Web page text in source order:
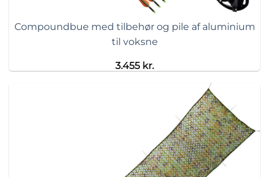
Compoundbue med tilbehør og pile af aluminium
til voksne
3.455 kr.